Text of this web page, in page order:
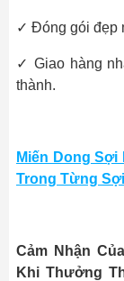
✓ Đóng gói đẹp
✓ Giao hàng
thành.
Miến Dong Sợi
Trong Từng
Cảm Nhận
Khi Thưởng